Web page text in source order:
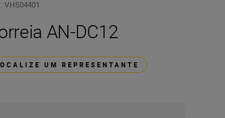
:VHS04401
AN-DC12
UM REPRESENTANTE